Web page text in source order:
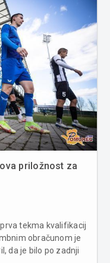
priložnost za
tekma kvalifikacij
obračunom je
da je bilo po zadnji